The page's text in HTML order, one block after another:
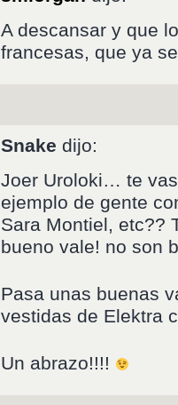
A descansar y que
francesas, que ya
Snake dijo:
Joer Uroloki… te
ejemplo de gente
Sara Montiel,
bueno vale! no son
Pasa unas buenas
vestidas de Elektra
Un abrazo!!!!